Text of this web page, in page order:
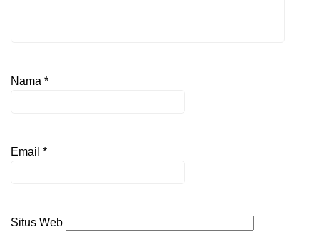
Nama *
Email *
Situs Web